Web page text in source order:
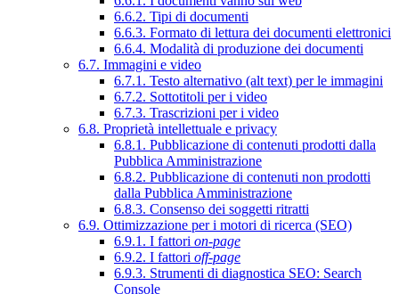
6.6.2. Tipi di documenti
6.6.3. Formato di lettura dei documenti elettronici
6.6.4. Modalità di produzione dei documenti
6.7. Immagini e video
6.7.1. Testo alternativo (alt text) per le immagini
6.7.2. Sottotitoli per i video
6.7.3. Trascrizioni per i video
6.8. Proprietà intellettuale e privacy
6.8.1. Pubblicazione di contenuti prodotti dalla
Pubblica Amministrazione
6.8.2. Pubblicazione di contenuti non prodotti
dalla Pubblica Amministrazione
6.8.3. Consenso dei soggetti ritratti
6.9. Ottimizzazione per i motori di ricerca (SEO)
6.9.1. I fattori on-page
6.9.2. I fattori off-page
6.9.3. Strumenti di diagnostica SEO: Search
Console